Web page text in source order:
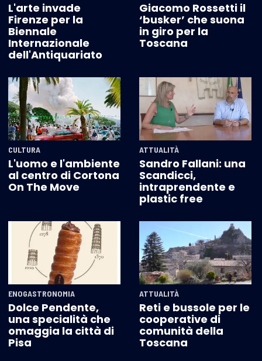
L'arte invade
Firenze per la
Biennale
Internazionale
dell'Antiquariato
Giacomo Rossetti il
‘busker’ che suona
in giro per la
Toscana
CULTURA
L'uomo e l'ambiente
al centro di Cortona
On The Move
ATTUALITÀ
Sandro Fallani: una
Scandicci,
intraprendente e
plastic free
ENOGASTRONOMIA
Dolce Pendente,
una specialità che
omaggia la città di
Pisa
ATTUALITÀ
Reti e bussole per le
cooperative di
comunità della
Toscana